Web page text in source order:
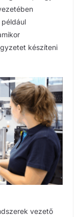
készíteni
vezető